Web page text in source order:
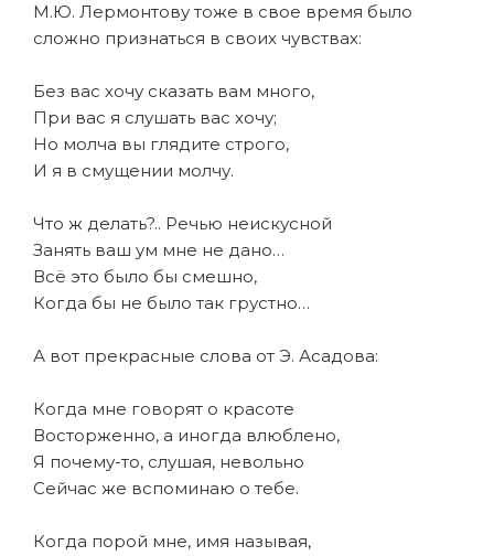
М.Ю. Лермонтову тоже в свое время было
сложно признаться в своих чувствах:
Без вас хочу сказать вам много,
При вас я слушать вас хочу;
Но молча вы глядите строго,
И я в смущении молчу.
Что ж делать?.. Речью неискусной
Занять ваш ум мне не дано…
Всё это было бы смешно,
Когда бы не было так грустно…
А вот прекрасные слова от Э. Асадова:
Когда мне говорят о красоте
Восторженно, а иногда влюблено,
Я почему-то, слушая, невольно
Сейчас же вспоминаю о тебе.
Когда порой мне, имя называя,